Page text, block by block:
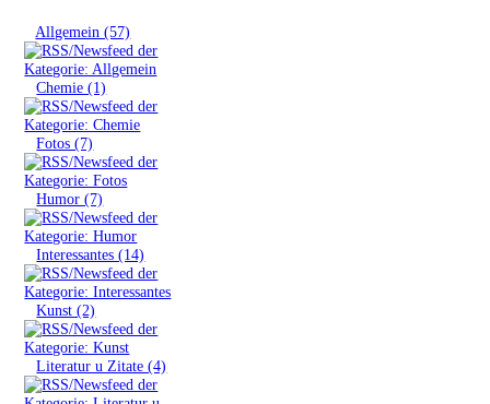
Allgemein (57)
»Chemie (1)
»Fotos (7)
»Humor (7)
»Interessantes (14)
»Kunst (2)
»Literatur u Zitate (4)